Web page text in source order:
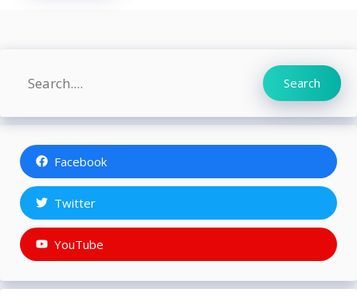
Search Search
Facebook
Twitter
YouTube